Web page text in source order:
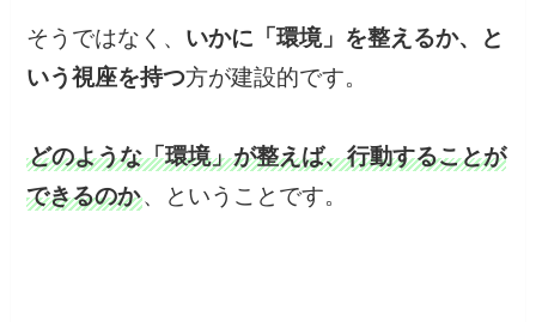
そうではなく、 いかに「環境」を整えるか、と
いう視座を持つ方が建設的です。
どのような「環境」が整えば、行動することが
できるのか、ということです。